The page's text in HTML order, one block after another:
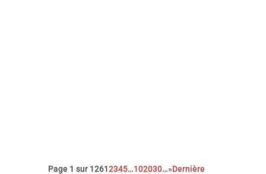
Page 1 sur 12612345…102030…»Dernière